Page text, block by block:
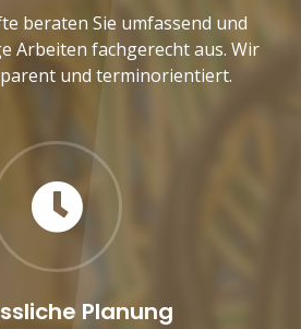
beraten Sie umfassend und
Arbeiten fachgerecht aus. Wir
und terminorientiert.
Planung